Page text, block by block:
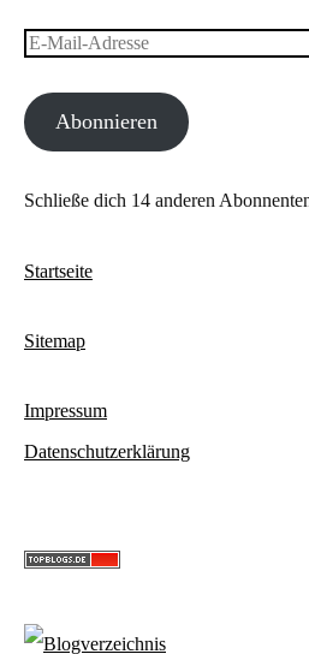
E-
AdresseAbonnieren
Schließe dich 14 anderen
Startseite
Sitemap
Impressum
Datenschutzerklärung